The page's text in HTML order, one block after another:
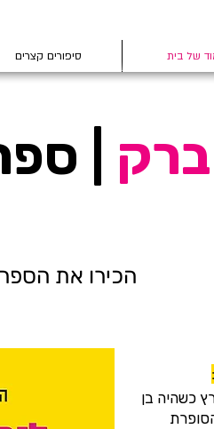
של בית סיפורים קצרים
|
כשהיה בן
הכירו את